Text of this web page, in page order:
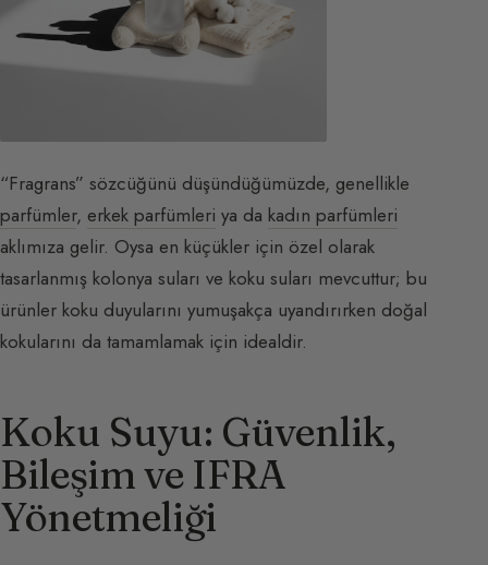
“Fragrans” sözcüğünü düşündüğümüzde, genellikle
parfümler, erkek parfümleri ya da kadın parfümleri
aklımıza gelir. Oysa en küçükler için özel olarak
tasarlanmış kolonya suları ve koku suları mevcuttur; bu
ürünler koku duyularını yumuşakça uyandırırken doğal
kokularını da tamamlamak için idealdir.
Koku Suyu: Güvenlik,
Bileşim ve IFRA
Yönetmeliği